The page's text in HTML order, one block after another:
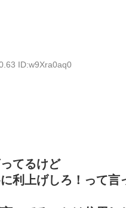
ID:w9Xra0aq0
てるけど
利上げしろ！って言